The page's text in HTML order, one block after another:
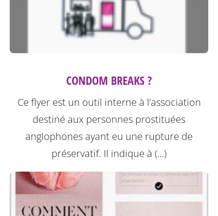
CONDOM BREAKS ?
Ce flyer est un outil interne à l’association
destiné aux personnes prostituées
anglophones ayant eu une rupture de
préservatif. Il indique à (…)